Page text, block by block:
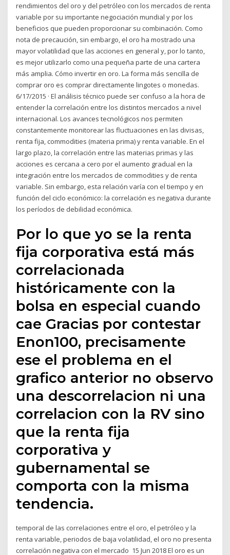
rendimientos del oro y del petróleo con los mercados de renta
variable por su importante negociación mundial y por los
beneficios que pueden proporcionar su combinación. Como
nota de precaución, sin embargo, el oro ha mostrado una
mayor volatilidad que las acciones en general y, por lo tanto,
es mejor utilizarlo como una pequeña parte de una cartera
más amplia. Cómo invertir en oro. La forma más sencilla de
comprar oro es comprar directamente lingotes o monedas.
6/17/2015 · El análisis técnico puede ser confuso a la hora de
entender la correlación entre los distintos mercados a nivel
internacional. Los avances tecnológicos nos permiten
constantemente monitorear las fluctuaciones en las divisas,
renta fija, commodities (materia prima) y renta variable. En el
largo plazo, la correlación entre las materias primas y las
acciones es cercana a cero por el aumento gradual en la
integración entre los mercados de commodities y de renta
variable. Sin embargo, esta relación varía con el tiempo y en
función del ciclo económico: la correlación es negativa durante
los períodos de debilidad económica.
Por lo que yo se la renta
fija corporativa está más
correlacionada
históricamente con la
bolsa en especial cuando
cae Gracias por contestar
Enon100, precisamente
ese el problema en el
grafico anterior no observo
una descorrelacion ni una
correlacion con la RV sino
que la renta fija
corporativa y
gubernamental se
comporta con la misma
tendencia.
temporal de las correlaciones entre el oro, el petróleo y la
renta variable, periodos de baja volatilidad, el oro no presenta
correlación negativa con el mercado 15 Jun 2018 El oro es un